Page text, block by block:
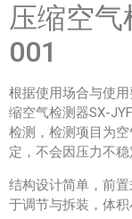
压缩空气
001
根据使用场合与使
缩空气检测器SX-
检测，检测项目为
定，不会因压力不稳
结构设计简单，前
于调节与拆装，体积